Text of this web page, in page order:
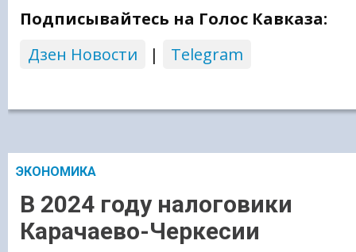
Подписывайтесь на Голос Кавказа:
Дзен Новости
| Telegram
ЭКОНОМИКА
В 2024 году налоговики
Карачаево-Черкесии